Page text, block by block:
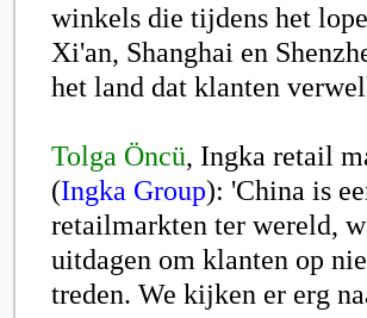
winkels die tijdens het
Xi'an, Shanghai en
het land dat klanten
Tolga Öncü, Ingka retail
(Ingka Group): 'China is
retailmarkten ter wereld,
uitdagen om klanten op
treden. We kijken er erg